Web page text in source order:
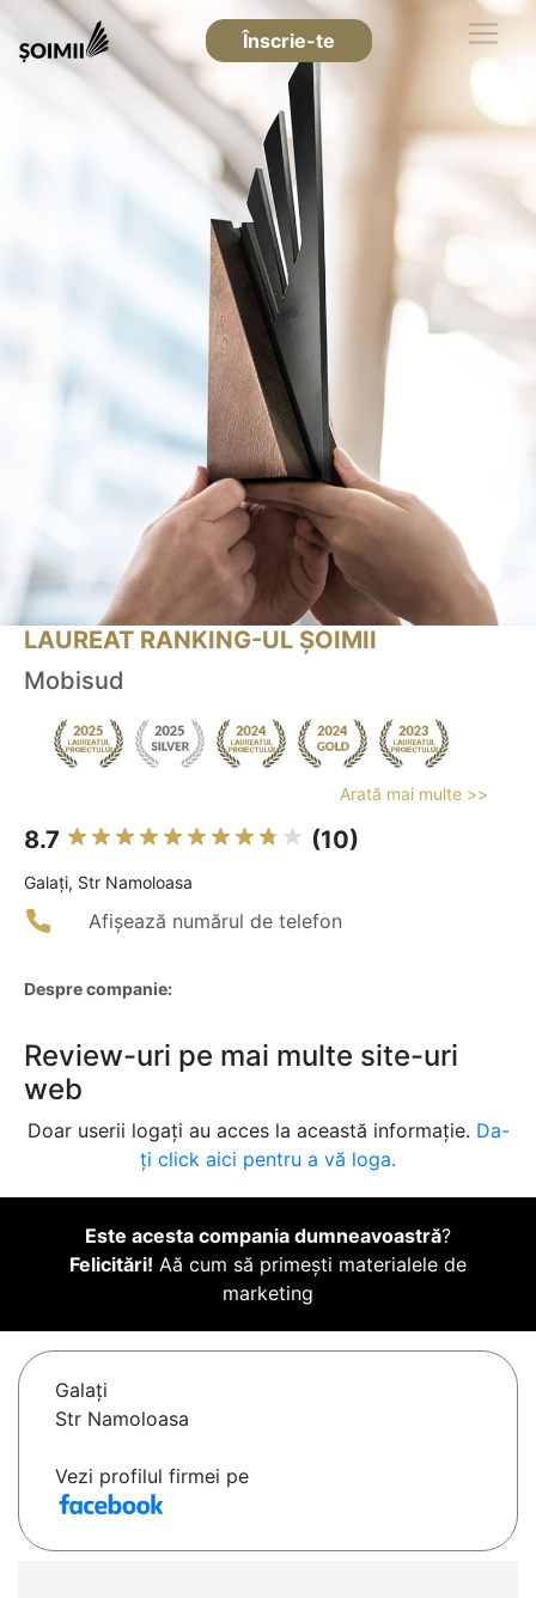
Înscrie-te
LAUREAT RANKING-UL ȘOIMII
Mobisud
Arată mai multe >>
8.7 (10)
Galaţi, Str Namoloasa
Afișează numărul de telefon
Despre companie:
Review-uri pe mai multe site-uri
web
Doar userii logați au acces la această informație. Da-
ți click aici pentru a vă loga.
Este acesta compania dumneavoastră?
Felicitări! Aă cum să primești materialele de
marketing
Galaţi
Str Namoloasa
Vezi profilul firmei pe